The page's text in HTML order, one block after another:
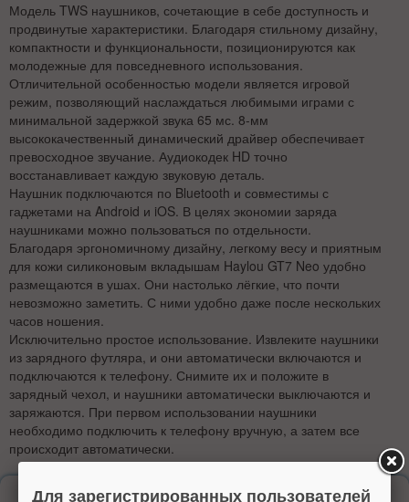
Модель TWS наушников, сочетающие в себе доступность и
продвинутые характеристики. Благодаря стильному дизайну,
компактности и функциональности, позиционируются как
молодежные для повседневного использования.
Отличительной особенностью модели является игровой
режим, позволяющий наслаждаться любимыми играми с
минимальной задержкой звука 65 мс. 8-мм
высококачественный динамический драйвер обеспечивает
превосходное звучание. Аудиокодек HD точно
восстанавливает каждую звуковую деталь.
Наушник подключаются по Bluetooth и совместимы с
гаджетами на Android и iOS. В целях экономии заряда
наушниками можно пользоваться по отдельности.
Благодаря эргономичному дизайну, легкому весу и приятным
для кожи силиконовым вкладышам Haylou GT7 Neo удобно
размещаются в ушах. Они настолько лёгкие, что почти
невозможно заметить. С ними удобно даже после нескольких
часов ношения.
Исключительно простое использование. Извлеките наушники
из зарядного футляра, и они автоматически включаются и
подключаются к телефону. Снимите их и положите в
зарядный чехол, и наушники автоматически выключаются и
заряжаются. При первом использовании наушники
необходимо подключить к телефону вручную, а затем все
происходит автоматически.
Для зарегистрированных пользователей